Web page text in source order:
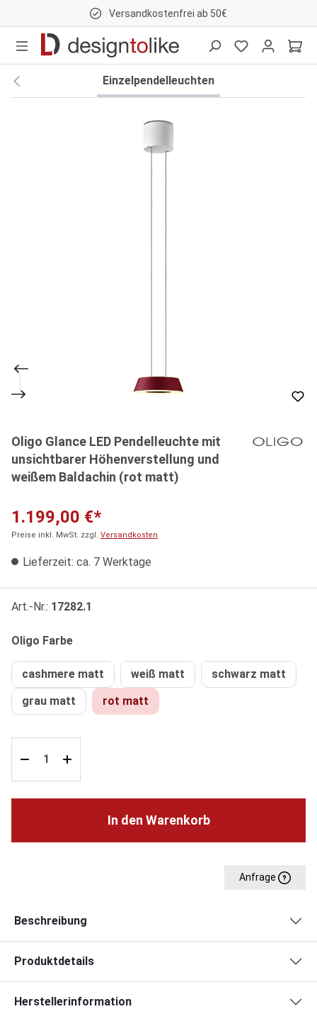
Versandkostenfrei ab 50€
Einzelpendelleuchten
Oligo Glance LED Pendelleuchte mit
unsichtbarer Höhenverstellung und
weißem Baldachin (rot matt)
1.199,00 €*
Preise inkl. MwSt. zzgl. Versandkosten
Lieferzeit: ca. 7 Werktage
Art.-Nr.: 17282.1
Oligo Farbeauswählen
cashmere matt weiß matt
schwarz matt
grau matt
rot matt
In den Warenkorb
Anfrage
Beschreibung
Produktdetails
Herstellerinformation